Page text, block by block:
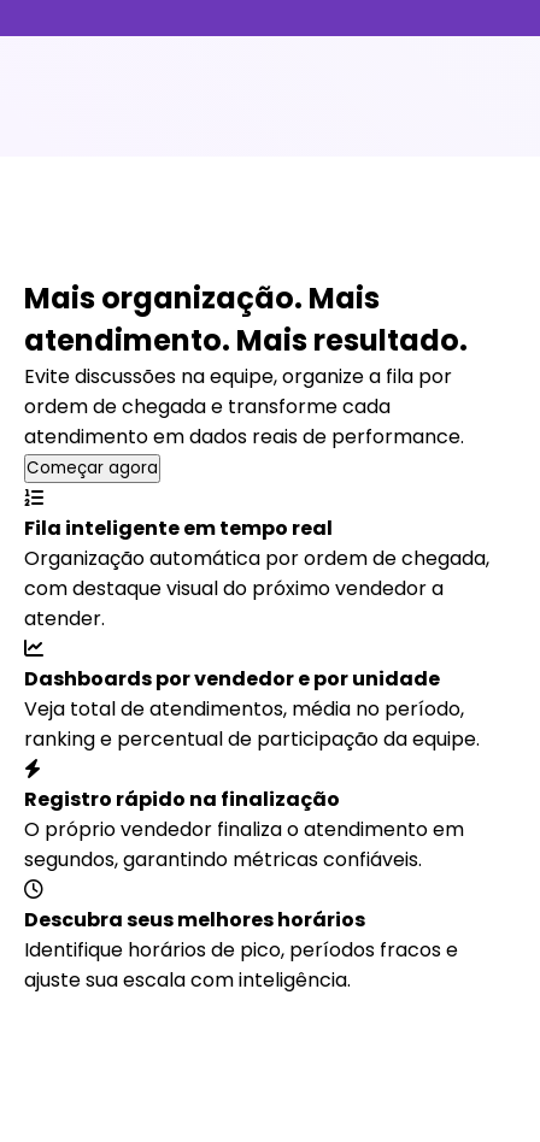
Mais organização. Mais
atendimento. Mais resultado.
Evite discussões na equipe, organize a fila por
ordem de chegada e transforme cada
atendimento em dados reais de performance.
Começar agora
Fila inteligente em tempo real
Organização automática por ordem de chegada,
com destaque visual do próximo vendedor a
atender.
Dashboards por vendedor e por unidade
Veja total de atendimentos, média no período,
ranking e percentual de participação da equipe.
Registro rápido na finalização
O próprio vendedor finaliza o atendimento em
segundos, garantindo métricas confiáveis.
Descubra seus melhores horários
Identifique horários de pico, períodos fracos e
ajuste sua escala com inteligência.